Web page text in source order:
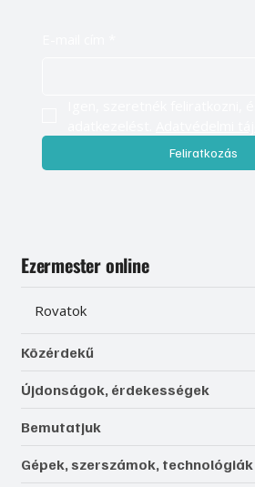
Feliratkozás
Ezermester online
Rovatok
Közérdekű
Újdonságok, érdekességek
Bemutatjuk
Gépek, szerszámok, technológiák